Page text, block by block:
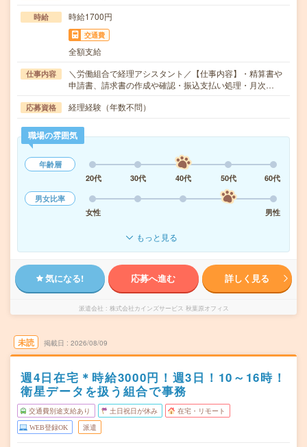
時給 時給1700円
交通費
全額支給
仕事内容
＼労働組合で経理アシスタント／【仕事内容】・精算書や
申請書、請求書の作成や確認・振込支払い処理・月次…
応募資格 経理経験（年数不問）
職場の雰囲気
年齢層
20代
30代 40代 50代
60代
男女比率
女性
男性
もっと見る
気になる! 応募へ進む 詳しく見る
派遣会社 株式会社カインズサービス 秋葉原オフィス
未読 掲載日 2026/08/09
週4日在宅＊時給3000円！週3日！10～16時！
衛星データを扱う組合で事務
交通費別途支給あり 土日祝日が休み 在宅・リモート
WEB登録OK 派遣